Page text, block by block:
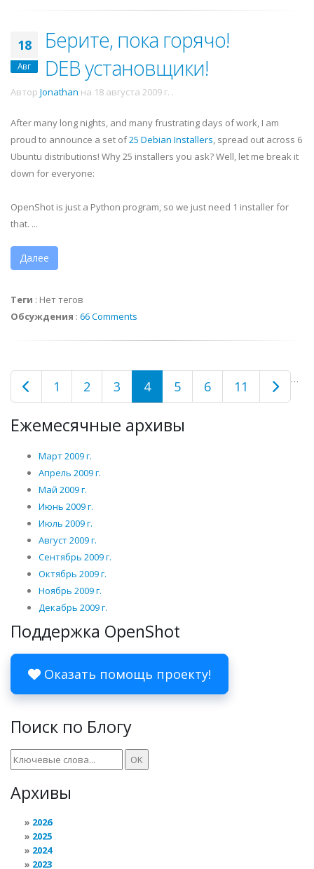
18
Авг
Берите, пока горячо!
DEB установщики!
Автор Jonathan на 18 августа 2009 г. .
After many long nights, and many frustrating days of work, I am
proud to announce a set of25 Debian Installers, spread out across 6
Ubuntu distributions! Why 25 installers you ask? Well, let me break it
down for everyone:
OpenShot is just a Python program, so we just need 1 installer for
that. ...
Далее
Теги : Нет тегов
Обсуждения : 66 Comments
1 2 3 4 5 6 …
11
Ежемесячные архивы
Март 2009 г.
Апрель 2009 г.
Май 2009 г.
Июнь 2009 г.
Июль 2009 г.
Август 2009 г.
Сентябрь 2009 г.
Октябрь 2009 г.
Ноябрь 2009 г.
Декабрь 2009 г.
Поддержка OpenShot
Оказать помощь проекту!
Поиск по Блогу
Архивы
2026
2025
2024
2023